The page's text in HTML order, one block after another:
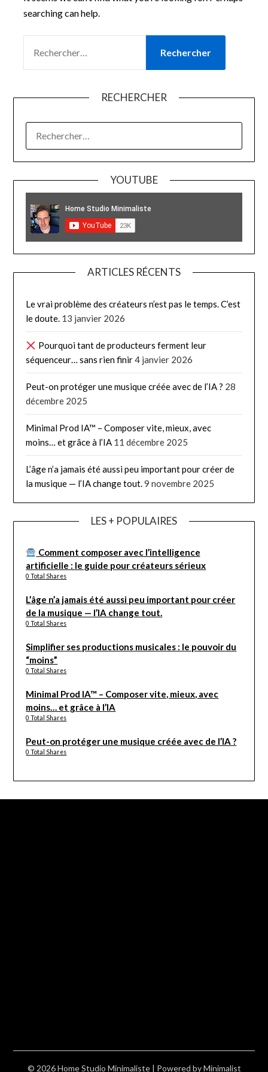
searching can help.
RECHERCHER
YOUTUBE
ARTICLES RÉCENTS
Le vrai problème des créateurs n’est pas le temps. C’est
le doute. 13 janvier 2026
Pourquoi tant de producteurs ferment leur
séquenceur… sans rien finir4 janvier 2026
Peut-on protéger une musique créée avec de l’IA ? 28
décembre 2025
Minimal Prod IA™ – Composer vite, mieux, avec
moins… et grâce à l’IA 11 décembre 2025
L’âge n’a jamais été aussi peu important pour créer de
la musique — l’IA change tout.9 novembre 2025
LES + POPULAIRES
Comment composer avec l’intelligence
artificielle : le guide pour créateurs sérieux
0 Total Shares
L’âge n’a jamais été aussi peu important pour créer
de la musique — l’IA change tout.
0 Total Shares
Simplifier ses productions musicales : le pouvoir du
“moins”
0 Total Shares
Minimal Prod IA™ – Composer vite, mieux, avec
moins… et grâce à l’IA
0 Total Shares
Peut-on protéger une musique créée avec de l’IA ?
0 Total Shares
© 2026 Home Studio Minimaliste | Powered byMinimalist